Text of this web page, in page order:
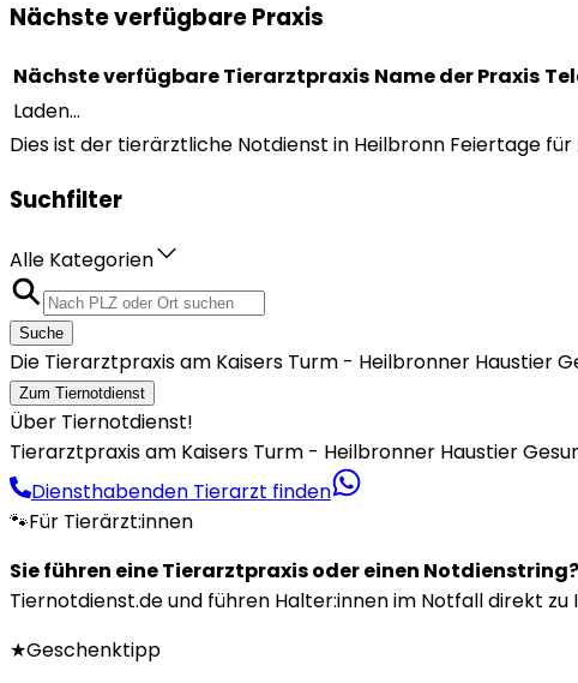
Nächste verfügbare Praxis
Nächste verfügbare Tierarztpraxis Name der Praxis
Laden...
Dies ist der tierärztliche Notdienst in Heilbronn Feiertage für
Suchfilter
Alle Kategorien
Suche
Die Tierarztpraxis am Kaisers Turm - Heilbronner Haustier
Zum Tiernotdienst
Über Tiernotdienst!
Tierarztpraxis am Kaisers Turm - Heilbronner Haustier
Diensthabenden Tierarzt finden
🐾Für Tierärzt:innen
Sie führen eine Tierarztpraxis oder einen Notdienstring?
Tiernotdienst.de und führen Halter:innen im Notfall direkt zu
★Geschenktipp